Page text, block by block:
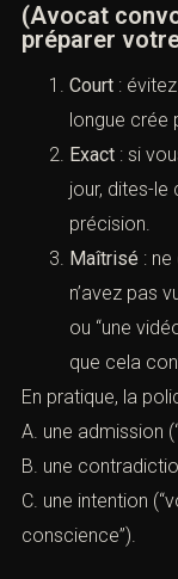
(Avocat
préparer
Court :
longue crée
Exact : si
jour, dites-le
précision.
Maîtrisé :
n’avez pas
ou “une
que cela
En pratique, la
A. une admission
B. une
C. une intention
conscience”).